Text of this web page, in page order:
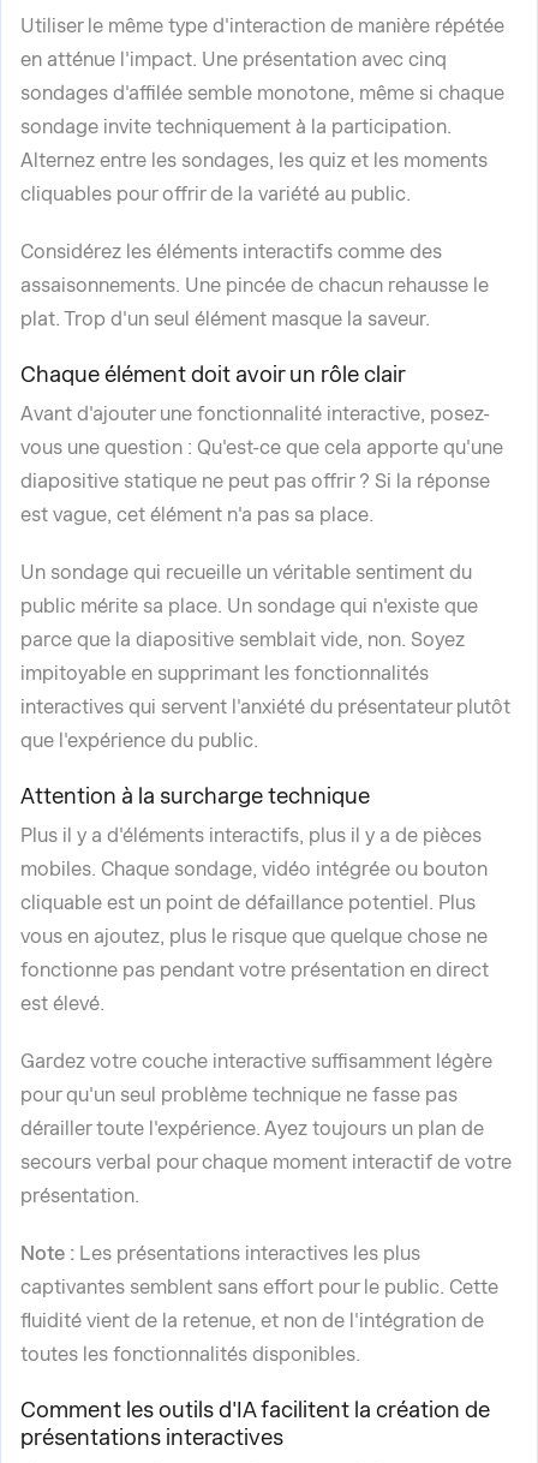
Utiliser le même type d'interaction de manière répétée
en atténue l'impact. Une présentation avec cinq
sondages d'affilée semble monotone, même si chaque
sondage invite techniquement à la participation.
Alternez entre les sondages, les quiz et les moments
cliquables pour offrir de la variété au public.
Considérez les éléments interactifs comme des
assaisonnements. Une pincée de chacun rehausse le
plat. Trop d'un seul élément masque la saveur.
Chaque élément doit avoir un rôle clair
Avant d'ajouter une fonctionnalité interactive, posez-
vous une question : Qu'est-ce que cela apporte qu'une
diapositive statique ne peut pas offrir ? Si la réponse
est vague, cet élément n'a pas sa place.
Un sondage qui recueille un véritable sentiment du
public mérite sa place. Un sondage qui n'existe que
parce que la diapositive semblait vide, non. Soyez
impitoyable en supprimant les fonctionnalités
interactives qui servent l'anxiété du présentateur plutôt
que l'expérience du public.
Attention à la surcharge technique
Plus il y a d'éléments interactifs, plus il y a de pièces
mobiles. Chaque sondage, vidéo intégrée ou bouton
cliquable est un point de défaillance potentiel. Plus
vous en ajoutez, plus le risque que quelque chose ne
fonctionne pas pendant votre présentation en direct
est élevé.
Gardez votre couche interactive suffisamment légère
pour qu'un seul problème technique ne fasse pas
dérailler toute l'expérience. Ayez toujours un plan de
secours verbal pour chaque moment interactif de votre
présentation.
Note : Les présentations interactives les plus
captivantes semblent sans effort pour le public. Cette
fluidité vient de la retenue, et non de l'intégration de
toutes les fonctionnalités disponibles.
Comment les outils d'IA facilitent la création de
présentations interactives